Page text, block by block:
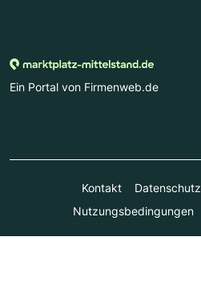
Ein Portal von Firmenweb.de
Kontakt Datenschutz
Nutzungsbedingungen